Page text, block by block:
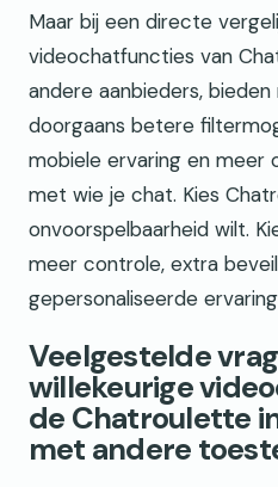
Maar bij een directe
videochatfuncties van
andere aanbieders,
doorgaans betere
mobiele ervaring en meer
met wie je chat. Kies
onvoorspelbaarheid wilt.
meer controle, extra
gepersonaliseerde
Veelgestelde
willekeurige
de Chatroulette
met andere